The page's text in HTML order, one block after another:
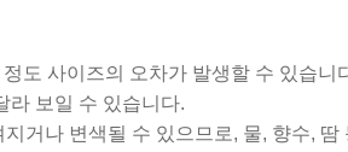
도 사이즈의 오차가 발생할 수 있습니
라 보일 수 있습니다.
거나 변색될 수 있으므로, 물, 향수, 땀